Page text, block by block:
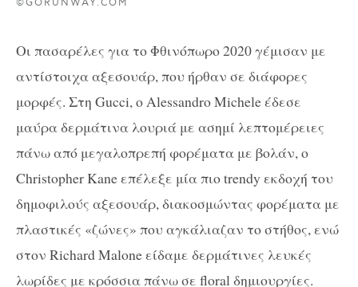
©GORUNWAY.COM
Οι πασαρέλες για το Φθινόπωρο 2020 γέμισαν με
αντίστοιχα αξεσουάρ, που ήρθαν σε διάφορες
μορφές. Στη Gucci, ο Alessandro Michele έδεσε
μαύρα δερμάτινα λουριά με ασημί λεπτομέρειες
πάνω από μεγαλοπρεπή φορέματα με βολάν, ο
Christopher Kane επέλεξε μία πιο trendy εκδοχή του
δημοφιλούς αξεσουάρ, διακοσμώντας φορέματα με
πλαστικές «ζώνες» που αγκάλιαζαν το στήθος, ενώ
στον Richard Malone είδαμε δερμάτινες λευκές
λωρίδες με κρόσσια πάνω σε floral δημιουργίες.